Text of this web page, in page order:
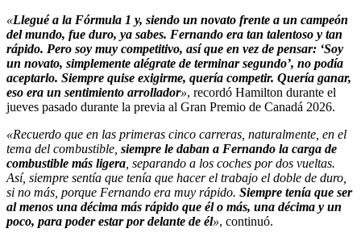
«Llegué a la Fórmula 1 y, siendo un novato frente a un campeón
del mundo, fue duro, ya sabes. Fernando era tan talentoso y tan
rápido. Pero soy muy competitivo, así que en vez de pensar: ‘Soy
un novato, simplemente alégrate de terminar segundo’, no podía
aceptarlo. Siempre quise exigirme, quería competir. Quería ganar,
eso era un sentimiento arrollador», recordó Hamilton durante el
jueves pasado durante la previa al Gran Premio de Canadá 2026.
«Recuerdo que en las primeras cinco carreras, naturalmente, en el
tema del combustible, siempre le daban a Fernando la carga de
combustible más ligera , separando a los coches por dos vueltas.
Así, siempre sentía que tenía que hacer el trabajo el doble de duro,
si no más, porque Fernando era muy rápido. Siempre tenía que ser
al menos una décima más rápido que él o más, una décima y un
poco, para poder estar por delante de él», continuó.